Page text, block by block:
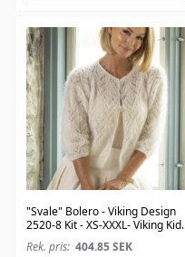
"Svale" Bolero - Viking Design
2520-8 Kit - XS-XXXL- Viking Kid-
Silk
Rek. pris: 404.85SEK